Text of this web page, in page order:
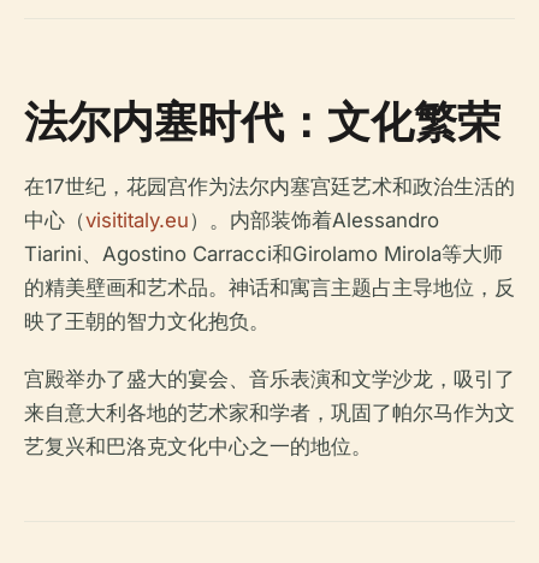
法尔内塞时代：文化繁荣
在17世纪，花园宫作为法尔内塞宫廷艺术和政治生活的
中心（visititaly.eu）。内部装饰着Alessandro
Tiarini、Agostino Carracci和Girolamo Mirola等大师
的精美壁画和艺术品。神话和寓言主题占主导地位，反
映了王朝的智力文化抱负。
宫殿举办了盛大的宴会、音乐表演和文学沙龙，吸引了
来自意大利各地的艺术家和学者，巩固了帕尔马作为文
艺复兴和巴洛克文化中心之一的地位。